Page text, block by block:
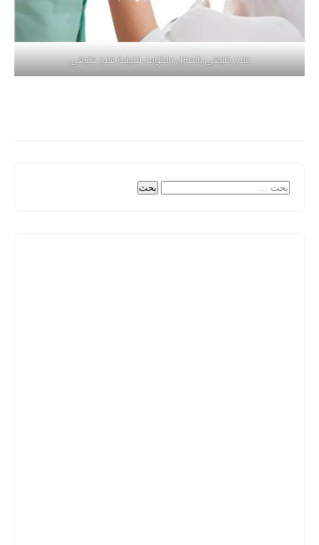
علاج طبيعي بالمنزل بالكويت فلبينية علاج طبيعي
البحث